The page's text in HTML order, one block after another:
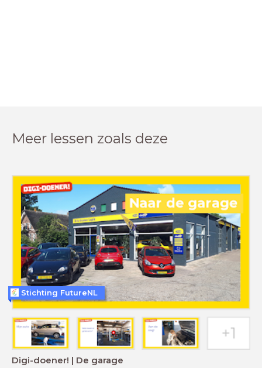
Meer lessen zoals deze
Digi-doener! | De garage
Stichting FutureNL